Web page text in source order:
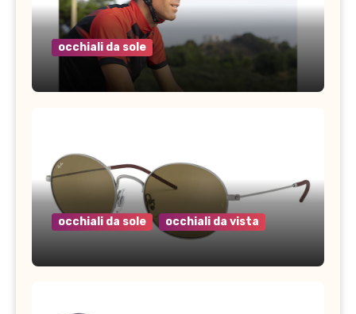
occhiali da sole
occhiali da sole occhiali da vista